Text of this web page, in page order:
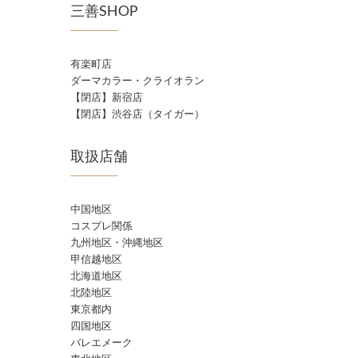
三善SHOP
有楽町店
ダーマカラー・クライオラン
【閉店】新宿店
【閉店】渋谷店（タイガー）
取扱店舗
中国地区
コスプレ関係
九州地区・沖縄地区
甲信越地区
北海道地区
北陸地区
東京都内
四国地区
バレエメーク